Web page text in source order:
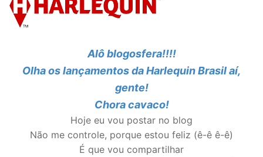
Alô blogosfera!!!!
Olha os lançamentos da Harlequin Brasil aí,
gente!
Chora cavaco!
Hoje eu vou postar no blog
Não me controle, porque estou feliz (ê-ê ê-ê)
É que vou compartilhar